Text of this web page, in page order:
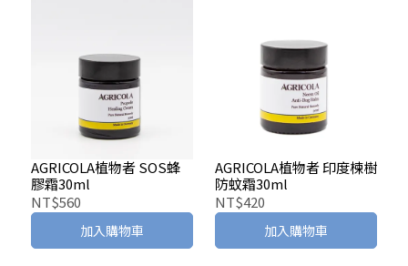
AGRICOLA植物者 SOS蜂
膠霜30ml
NT$560
加入購物車
AGRICOLA植物者 印度楝樹
防蚊霜30ml
NT$420
加入購物車